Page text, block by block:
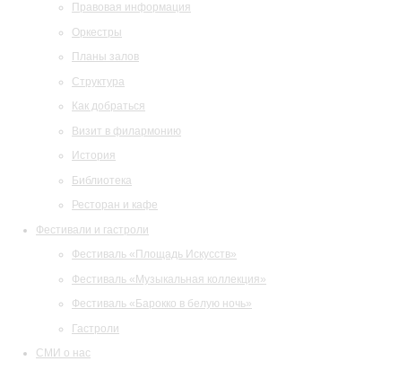
Правовая информация
Оркестры
Планы залов
Структура
Как добраться
Визит в филармонию
История
Библиотека
Ресторан и кафе
Фестивали и гастроли
Фестиваль «Площадь Искусств»
Фестиваль «Музыкальная коллекция»
Фестиваль «Барокко в белую ночь»
Гастроли
СМИ о нас